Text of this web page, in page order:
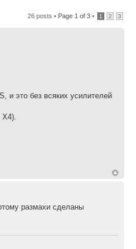
26 posts • Page 1 of 3 • 1 2 3
и это без всяких усилителей
X4).
размахи сделаны